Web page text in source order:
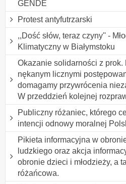
GENDE
Protest antyfutrzarski
,,Dość słów, teraz czyny'' -
Klimatyczny w Białymstoku
Okazanie solidarności z prok.
nękanym licznymi
domagamy przywrócenia
W przeddzień kolejnej
Publiczny różaniec, którego
intencji odnowy moralnej
Pikieta informacyjna w
ludzkiego oraz akcja
obronie dzieci i młodzieży, a
różańcowa.